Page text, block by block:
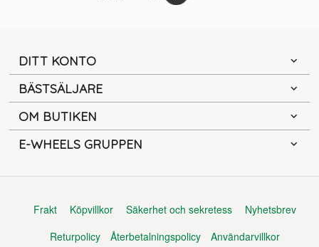
DITT KONTO
BÄSTSÄLJARE
OM BUTIKEN
E-WHEELS GRUPPEN
Frakt Köpvillkor Säkerhet och sekretess
Nyhetsbrev
Returpolicy
Återbetalningspolicy Användarvillkor